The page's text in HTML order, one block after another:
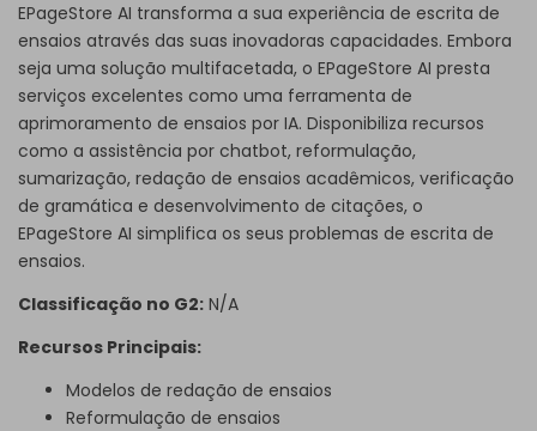
EPageStore AI transforma a sua experiência de escrita de
ensaios através das suas inovadoras capacidades. Embora
seja uma solução multifacetada, o EPageStore AI presta
serviços excelentes como uma ferramenta de
aprimoramento de ensaios por IA. Disponibiliza recursos
como a assistência por chatbot, reformulação,
sumarização, redação de ensaios acadêmicos, verificação
de gramática e desenvolvimento de citações, o
EPageStore AI simplifica os seus problemas de escrita de
ensaios.
Classificação no G2: N/A
Recursos Principais:
Modelos de redação de ensaios
Reformulação de ensaios